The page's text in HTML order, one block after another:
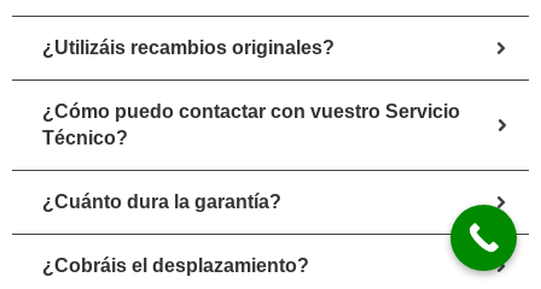
¿Utilizáis recambios originales?
¿Cómo puedo contactar con vuestro Servicio
Técnico?
¿Cuánto dura la garantía?
¿Cobráis el desplazamiento?